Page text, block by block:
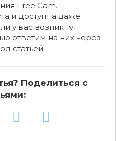
Free Cam.
и доступна даже
у вас возникнут
ответим на них через
статьей.
Поделиться с